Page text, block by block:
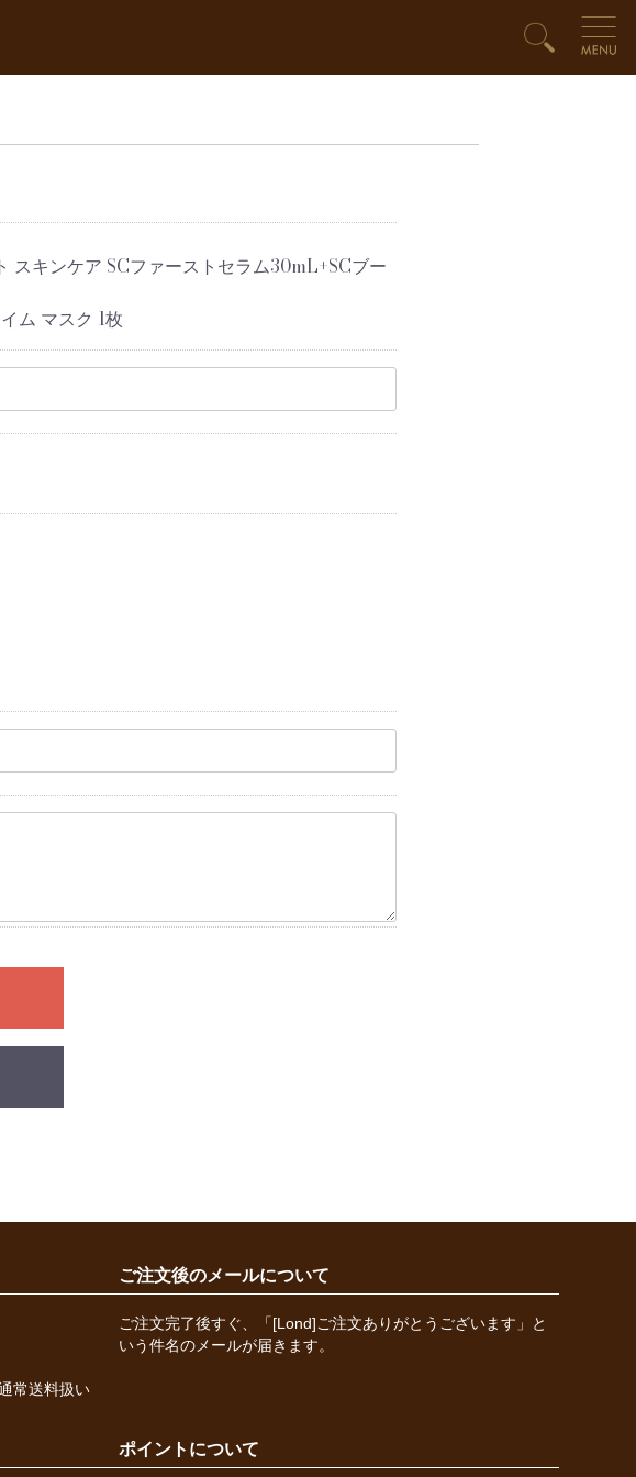
スキンケア SCファーストセラム30mL+SCブー
ム マスク 1枚
常送料扱い
ご注文後のメールについて
ご注文完了後すぐ、「[Lond]ご注文ありがとうございます」と
いう件名のメールが届きます。
ポイントについて